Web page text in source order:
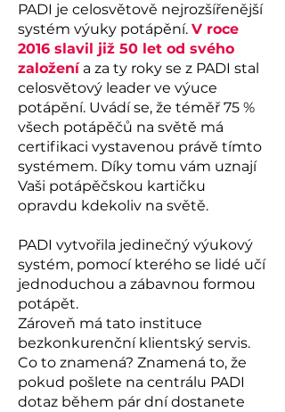
PADI je celosvětově nejrozšířenější
systém výuky potápění. V roce
2016 slavil již 50 let od svého
založenía za ty roky se z PADI stal
celosvětový leader ve výuce
potápění. Uvádí se, že téměř 75 %
všech potápěčů na světě má
certifikaci vystavenou právě tímto
systémem. Díky tomu vám uznají
Vaši potápěčskou kartičku
opravdu kdekoliv na světě.
PADI vytvořila jedinečný výukový
systém, pomocí kterého se lidé učí
jednoduchou a zábavnou formou
potápět.
Zároveň má tato instituce
bezkonkurenční klientský servis.
Co to znamená? Znamená to, že
pokud pošlete na centrálu PADI
dotaz během pár dní dostanete